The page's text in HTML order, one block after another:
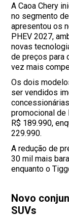
A Caoa Chery
no segmento
apresentou os
PHEV 2027,
novas
de preços para
vez mais
Os dois
ser vendidos
promocional de
R$ 189.990,
229.990.
A redução de
30 mil mais
enquanto o
Novo
SUVs